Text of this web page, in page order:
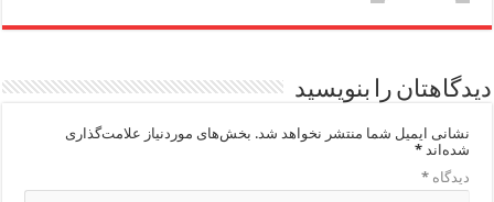
دیدگاهتان را بنویسید
نشانی ایمیل شما منتشر نخواهد شد. بخش‌های موردنیاز علامت‌گذاری
شده‌اند*
دیدگاه*